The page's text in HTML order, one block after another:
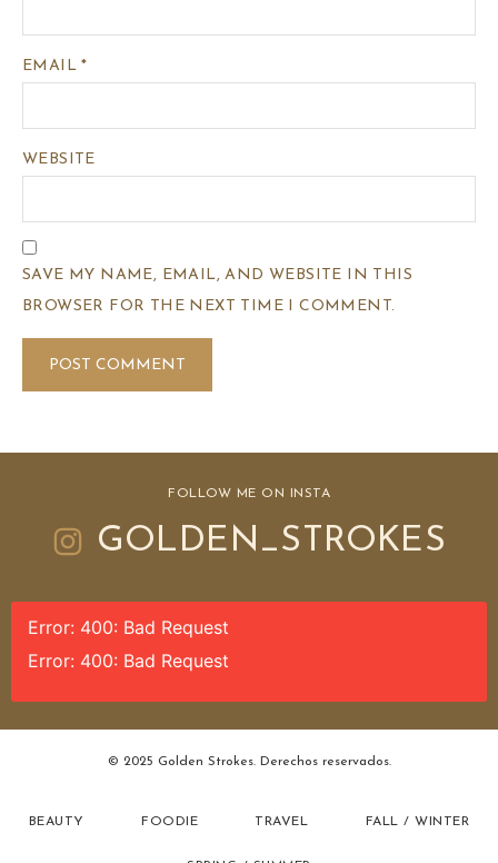
EMAIL*
WEBSITE
SAVE MY NAME, EMAIL, AND WEBSITE IN THIS
BROWSER FOR THE NEXT TIME I COMMENT.
FOLLOW ME ON INSTA
GOLDEN_STROKES
Error: 400: Bad Request
Error: 400: Bad Request
© 2025 Golden Strokes. Derechos reservados.
BEAUTY FOODIE TRAVEL FALL / WINTER